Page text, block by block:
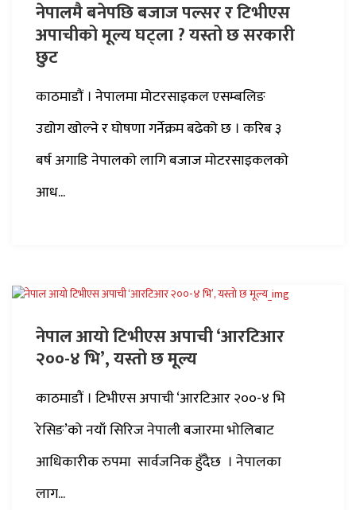
नेपालमै बनेपछि बजाज पल्सर र टिभीएस
अपाचीको मूल्य घट्ला ? यस्तो छ सरकारी
छुट
काठमाडौं । नेपालमा मोटरसाइकल एसम्बलिङ
उद्योग खोल्ने र घोषणा गर्नेक्रम बढेको छ । करिब ३
बर्ष अगाडि नेपालको लागि बजाज मोटरसाइकलको
आध...
नेपाल आयो टिभीएस अपाची ‘आरटिआर
२००-४ भि’, यस्तो छ मूल्य
काठमाडौं । टिभीएस अपाची ‘आरटिआर २००-४ भि
रेसिङ’को नयाँ सिरिज नेपाली बजारमा भोलिबाट
आधिकारीक रुपमा सार्वजनिक हुँदैछ । नेपालका
लाग...